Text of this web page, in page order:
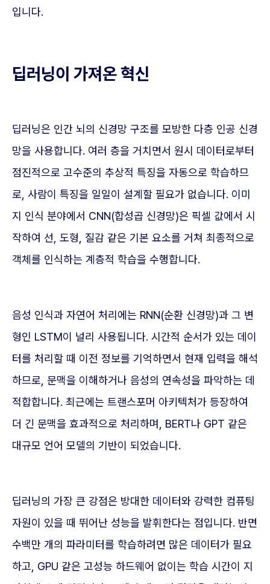
입니다.
딥러닝이 가져온 혁신
딥러닝은 인간 뇌의 신경망 구조를 모방한 다층 인공 신경
망을 사용합니다. 여러 층을 거치면서 원시 데이터로부터
점진적으로 고수준의 추상적 특징을 자동으로 학습하므
로, 사람이 특징을 일일이 설계할 필요가 없습니다. 이미
지 인식 분야에서 CNN(합성곱 신경망)은 픽셀 값에서 시
작하여 선, 도형, 질감 같은 기본 요소를 거쳐 최종적으로
객체를 인식하는 계층적 학습을 수행합니다.
음성 인식과 자연어 처리에는 RNN(순환 신경망)과 그 변
형인 LSTM이 널리 사용됩니다. 시간적 순서가 있는 데이
터를 처리할 때 이전 정보를 기억하면서 현재 입력을 해석
하므로, 문맥을 이해하거나 음성의 연속성을 파악하는 데
적합합니다. 최근에는 트랜스포머 아키텍처가 등장하여
더 긴 문맥을 효과적으로 처리하며, BERT나 GPT 같은
대규모 언어 모델의 기반이 되었습니다.
딥러닝의 가장 큰 강점은 방대한 데이터와 강력한 컴퓨팅
자원이 있을 때 뛰어난 성능을 발휘한다는 점입니다. 반면
수백만 개의 파라미터를 학습하려면 많은 데이터가 필요
하고, GPU 같은 고성능 하드웨어 없이는 학습 시간이 지